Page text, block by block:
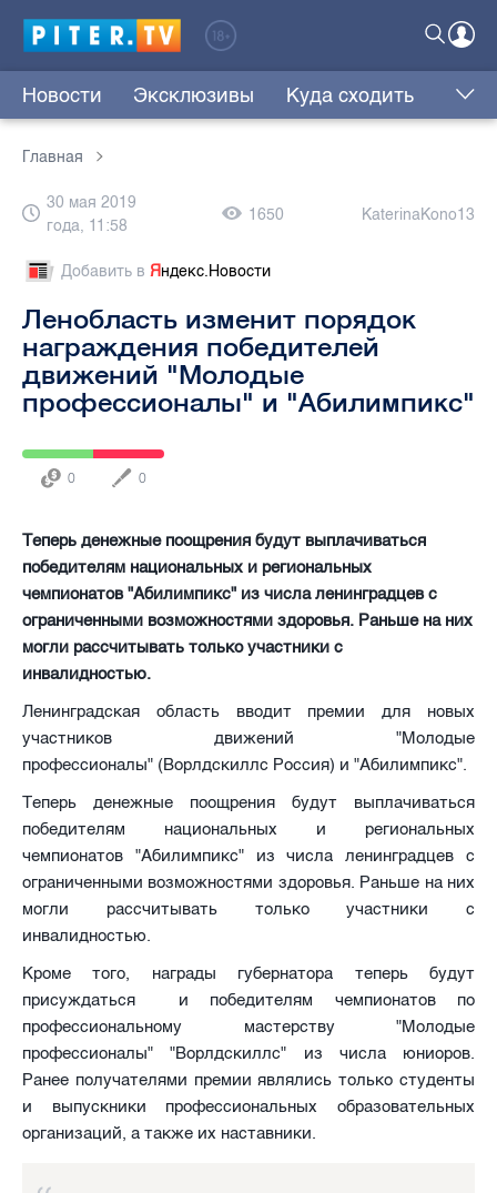
Новости Эксклюзивы Куда сходить
Главная
30 мая 2019
года, 11:58
1650 KaterinaKono13
Добавить в Яндекс.Новости
Ленобласть изменит порядок
награждения победителей
движений "Молодые
профессионалы" и "Абилимпикс"
0 0
Теперь денежные поощрения будут выплачиваться
победителям национальных и региональных
чемпионатов "Абилимпикс" из числа ленинградцев с
ограниченными возможностями здоровья. Раньше на них
могли рассчитывать только участники с
инвалидностью.
Ленинградская область вводит премии для новых
участников движений "Молодые
профессионалы" (Ворлдскиллс Россия) и "Абилимпикс".
Теперь денежные поощрения будут выплачиваться
победителям национальных и региональных
чемпионатов "Абилимпикс" из числа ленинградцев с
ограниченными возможностями здоровья. Раньше на них
могли рассчитывать только участники с
инвалидностью.
Кроме того, награды губернатора теперь будут
присуждаться и победителям чемпионатов по
профессиональному мастерству "Молодые
профессионалы" "Ворлдскиллс" из числа юниоров.
Ранее получателями премии являлись только студенты
и выпускники профессиональных образовательных
организаций, а также их наставники.